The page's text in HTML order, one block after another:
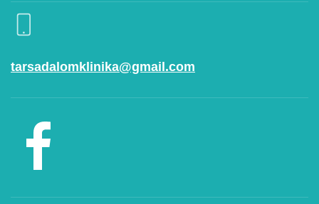
tarsadalomklinika@gmail.com